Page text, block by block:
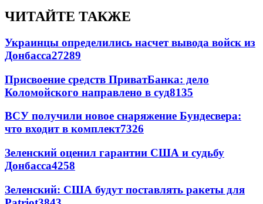
ЧИТАЙТЕ ТАКЖЕ
Украинцы определились насчет вывода войск из
Донбасса27289
Присвоение средств ПриватБанка: дело
Коломойского направлено в суд8135
ВСУ получили новое снаряжение Бундесвера:
что входит в комплект7326
Зеленский оценил гарантии США и судьбу
Донбасса4258
Зеленский: США будут поставлять ракеты для